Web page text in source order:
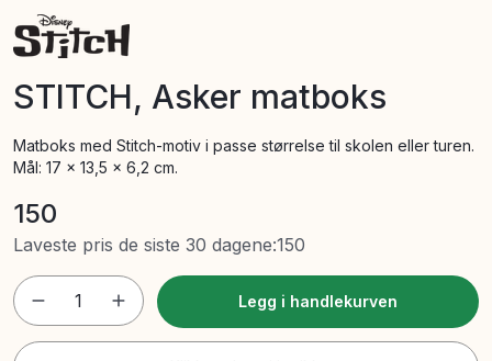
STITCH, Asker matboks
Matboks med Stitch-motiv i passe størrelse til skolen eller turen.
Mål: 17 x 13,5 x 6,2 cm.
150
Laveste pris de siste 30 dagene:150
1 Legg i handlekurven